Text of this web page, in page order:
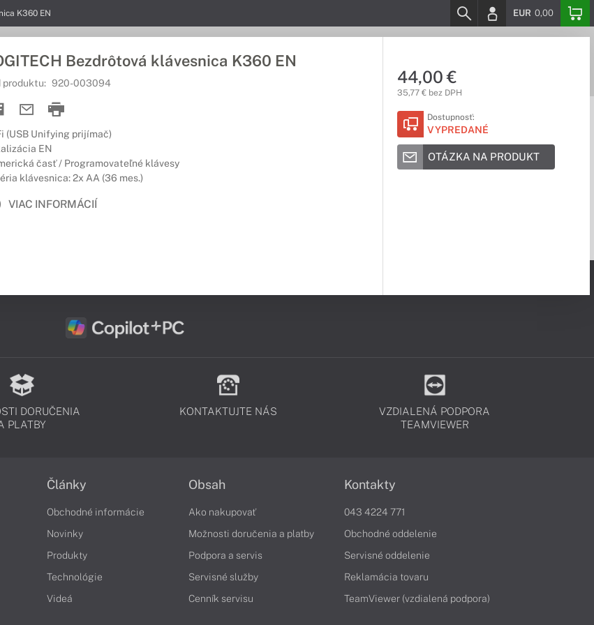
K360 EN EUR 0,00
Bezdrôtová klávesnica K360 EN
produktu: 920-003094
(USB Unifying prijímač)
EN
časť / Programovateľné klávesy
klávesnica: 2x AA (36 mes.)
VIAC INFORMÁCIÍ
44,00 €
35,77 € bez DPH
Dostupnosť:
VYPREDANÉ
OTÁZKA NA PRODUKT
DORUČENIA
PLATBY
KONTAKTUJTE NÁS
VZDIALENÁ PODPORA
TEAMVIEWER
Články
Obchodné informácie
Novinky
Produkty
Technológie
Videá
Obsah
Ako nakupovať
Možnosti doručenia a platby
Podpora a servis
Servisné služby
Cenník servisu
Kontakty
043 4224 771
Obchodné oddelenie
Servisné oddelenie
Reklamácia tovaru
TeamViewer (vzdialená podpora)